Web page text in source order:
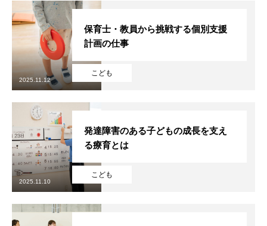
こども
保育士・教員から挑戦する個別支援
計画の仕事
2025.11.12
こども
発達障害のある子どもの成長を支え
る療育とは
2025.11.10